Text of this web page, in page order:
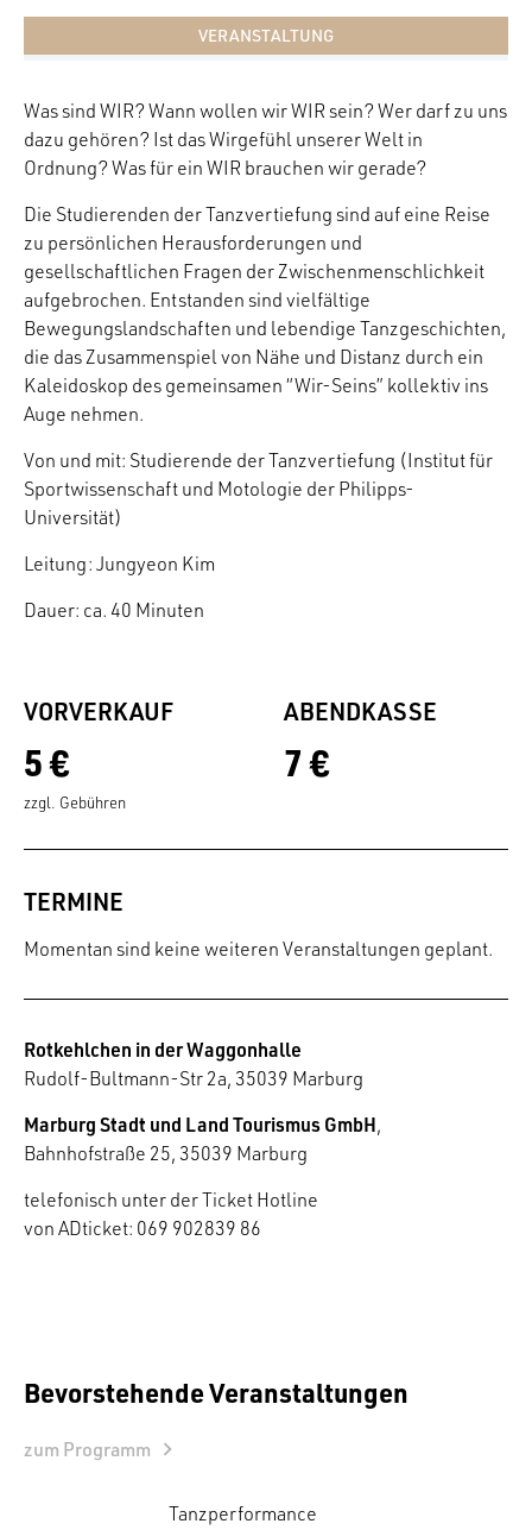
VERANSTALTUNG
Was sind WIR? Wann wollen wir WIR sein? Wer darf zu uns
dazu gehören? Ist das Wirgefühl unserer Welt in
Ordnung? Was für ein WIR brauchen wir gerade?
Die Studierenden der Tanzvertiefung sind auf eine Reise
zu persönlichen Herausforderungen und
gesellschaftlichen Fragen der Zwischenmenschlichkeit
aufgebrochen. Entstanden sind vielfältige
Bewegungslandschaften und lebendige Tanzgeschichten,
die das Zusammenspiel von Nähe und Distanz durch ein
Kaleidoskop des gemeinsamen “Wir-Seins” kollektiv ins
Auge nehmen.
Von und mit: Studierende der Tanzvertiefung (Institut für
Sportwissenschaft und Motologie der Philipps-
Universität)
Leitung: Jungyeon Kim
Dauer: ca. 40 Minuten
VORVERKAUF
5 €
zzgl. Gebühren
ABENDKASSE
7 €
TERMINE
Momentan sind keine weiteren Veranstaltungen geplant.
Rotkehlchen in der Waggonhalle
Rudolf-Bultmann-Str 2a, 35039 Marburg
Marburg Stadt und Land Tourismus GmbH,
Bahnhofstraße 25, 35039 Marburg
telefonisch unter der Ticket Hotline
von ADticket: 069 902839 86
Bevorstehende Veranstaltungen
zum Programm
Tanzperformance